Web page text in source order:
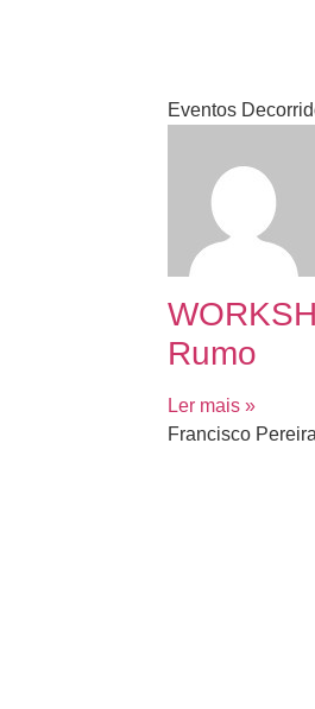
Eventos
Rumo
Ler mais »
Francisco Pereira